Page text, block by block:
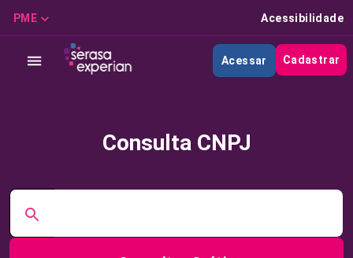
PME Acessibilidade
Acessar Cadastrar
Consulta CNPJ